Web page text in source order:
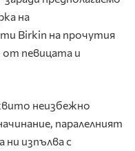
на
Birkin на прочутия
от певицата и
неизбежно
паралелният
ни изпълва с